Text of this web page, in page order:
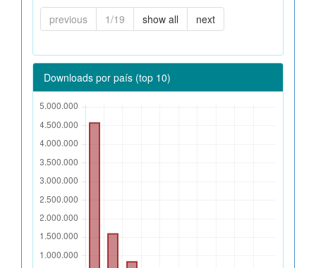
previous 1/19 show all next
Downloads por país (top 10)